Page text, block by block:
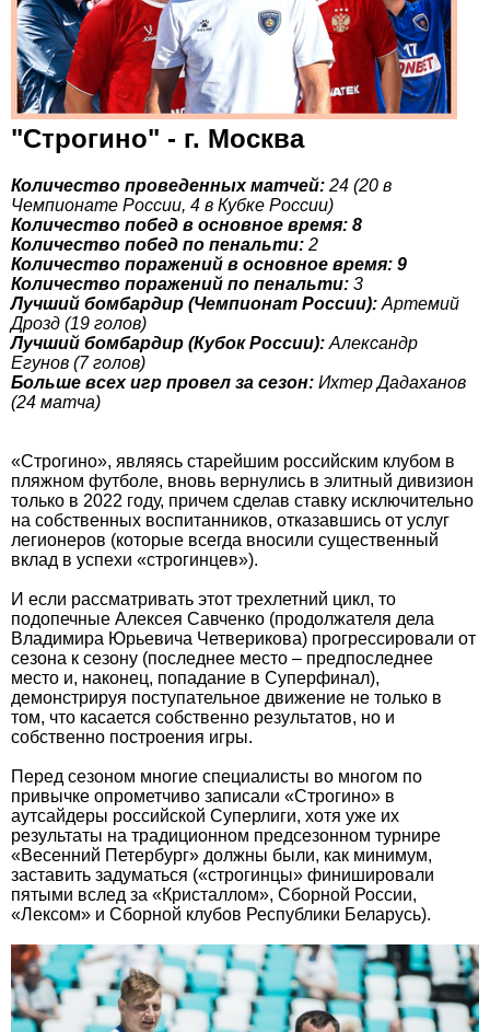
"Строгино" - г. Москва
Количество проведенных матчей: 24 (20 в
Чемпионате России, 4 в Кубке России)
Количество побед в основное время: 8
Количество побед по пенальти: 2
Количество поражений в основное время: 9
Количество поражений по пенальти: 3
Лучший бомбардир (Чемпионат России): Артемий
Дрозд (19 голов)
Лучший бомбардир (Кубок России): Александр
Егунов (7 голов)
Больше всех игр провел за сезон: Ихтер Дадаханов
(24 матча)
«Строгино», являясь старейшим российским клубом в
пляжном футболе, вновь вернулись в элитный дивизион
только в 2022 году, причем сделав ставку исключительно
на собственных воспитанников, отказавшись от услуг
легионеров (которые всегда вносили существенный
вклад в успехи «строгинцев»).
И если рассматривать этот трехлетний цикл, то
подопечные Алексея Савченко (продолжателя дела
Владимира Юрьевича Четверикова) прогрессировали от
сезона к сезону (последнее место – предпоследнее
место и, наконец, попадание в Суперфинал),
демонстрируя поступательное движение не только в
том, что касается собственно результатов, но и
собственно построения игры.
Перед сезоном многие специалисты во многом по
привычке опрометчиво записали «Строгино» в
аутсайдеры российской Суперлиги, хотя уже их
результаты на традиционном предсезонном турнире
«Весенний Петербург» должны были, как минимум,
заставить задуматься («строгинцы» финишировали
пятыми вслед за «Кристаллом», Сборной России,
«Лексом» и Сборной клубов Республики Беларусь).